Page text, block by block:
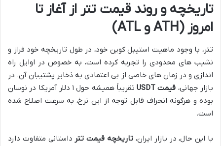
تاریخچه و روند قیمت تتر از آغاز تا
امروز (ATH و ATL)
تتر، با وجود ماهیت استیبل کوین خود، در طول تاریخچه خود فراز و
نشیب های محدودی را تجربه کرده است، به خصوص در اوایل راه
اندازی و در زمان های خاصی از بی اعتمادی به ذخایر پشتیبان آن. در
بازار جهانی، قیمت USDT
تقریباً همیشه حول ۱ دلار آمریکا در نوسان
بوده و هرگونه انحراف قابل توجه از این نرخ، به سرعت اصلاح شده
است.
با این حال، در بازار ایران، تاریخچه قیمت تتر داستانی متفاوت دارد